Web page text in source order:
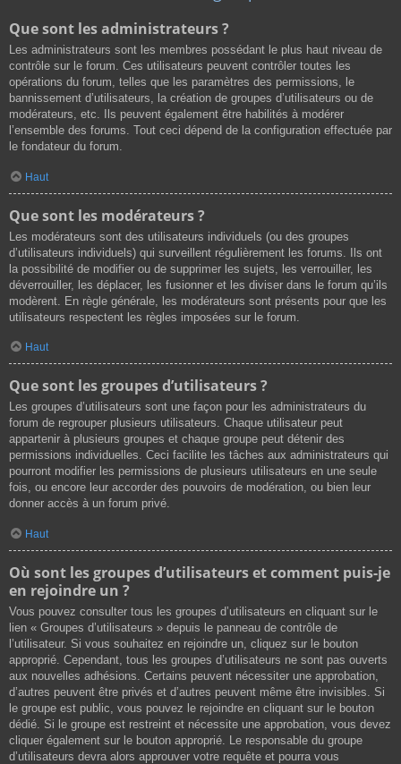
Que sont les administrateurs ?
Les administrateurs sont les membres possédant le plus haut niveau de
contrôle sur le forum. Ces utilisateurs peuvent contrôler toutes les
opérations du forum, telles que les paramètres des permissions, le
bannissement d’utilisateurs, la création de groupes d’utilisateurs ou de
modérateurs, etc. Ils peuvent également être habilités à modérer
l’ensemble des forums. Tout ceci dépend de la configuration effectuée par
le fondateur du forum.
Haut
Que sont les modérateurs ?
Les modérateurs sont des utilisateurs individuels (ou des groupes
d’utilisateurs individuels) qui surveillent régulièrement les forums. Ils ont
la possibilité de modifier ou de supprimer les sujets, les verrouiller, les
déverrouiller, les déplacer, les fusionner et les diviser dans le forum qu’ils
modèrent. En règle générale, les modérateurs sont présents pour que les
utilisateurs respectent les règles imposées sur le forum.
Haut
Que sont les groupes d’utilisateurs ?
Les groupes d’utilisateurs sont une façon pour les administrateurs du
forum de regrouper plusieurs utilisateurs. Chaque utilisateur peut
appartenir à plusieurs groupes et chaque groupe peut détenir des
permissions individuelles. Ceci facilite les tâches aux administrateurs qui
pourront modifier les permissions de plusieurs utilisateurs en une seule
fois, ou encore leur accorder des pouvoirs de modération, ou bien leur
donner accès à un forum privé.
Haut
Où sont les groupes d’utilisateurs et comment puis-je
en rejoindre un ?
Vous pouvez consulter tous les groupes d’utilisateurs en cliquant sur le
lien « Groupes d’utilisateurs » depuis le panneau de contrôle de
l’utilisateur. Si vous souhaitez en rejoindre un, cliquez sur le bouton
approprié. Cependant, tous les groupes d’utilisateurs ne sont pas ouverts
aux nouvelles adhésions. Certains peuvent nécessiter une approbation,
d’autres peuvent être privés et d’autres peuvent même être invisibles. Si
le groupe est public, vous pouvez le rejoindre en cliquant sur le bouton
dédié. Si le groupe est restreint et nécessite une approbation, vous devez
cliquer également sur le bouton approprié. Le responsable du groupe
d’utilisateurs devra alors approuver votre requête et pourra vous